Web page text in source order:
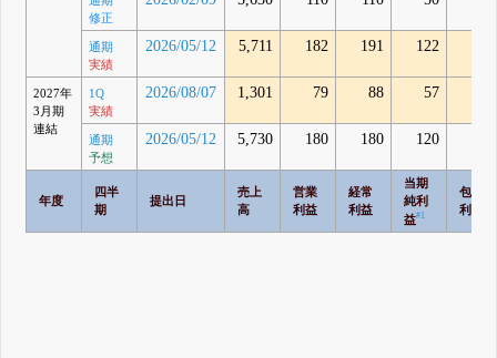
修正
通期
実績
2026/05/12 5,711 182 191 122
2027年
3月期
連結
1Q
実績
2026/08/07 1,301 79 88 57
通期
予想
2026/05/12 5,730 180 180 120
年度
四半
期
提出日
売上
高
営業
利益
経常
利益
当期
純利
益#1
包括
利益